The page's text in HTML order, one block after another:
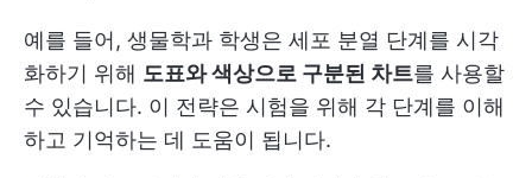
예를 들어, 생물학과 학생은 세포 분열 단계를 시각
화하기 위해 도표와 색상으로 구분된 차트를 사용할
수 있습니다. 이 전략은 시험을 위해 각 단계를 이해
하고 기억하는 데 도움이 됩니다.